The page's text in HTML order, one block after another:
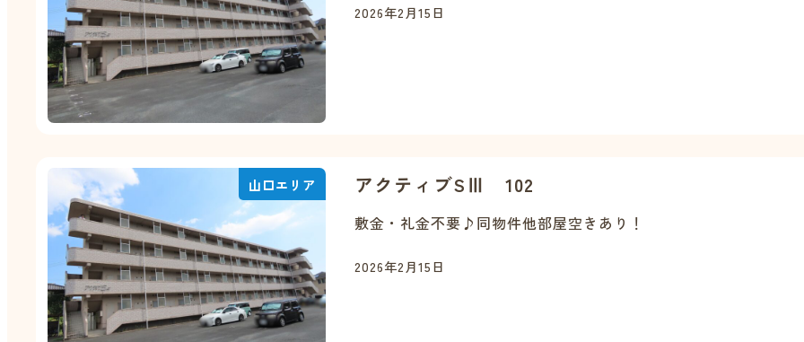
2026年2月15日
山口エリア アクティブSⅢ 102
敷金・礼金不要♪同物件他部屋空きあり！
2026年2月15日